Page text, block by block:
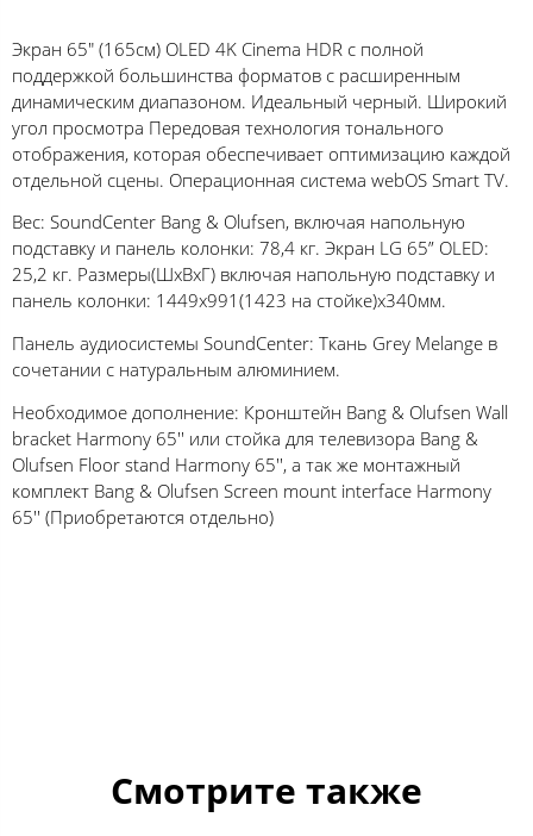
Экран 65" (165см) OLED 4K Cinema HDR с полной
поддержкой большинства форматов с расширенным
динамическим диапазоном. Идеальный черный. Широкий
угол просмотра Передовая технология тонального
отображения, которая обеспечивает оптимизацию каждой
отдельной сцены. Операционная система webOS Smart TV.
Вес: SoundCenter Bang & Olufsen, включая напольную
подставку и панель колонки: 78,4 кг. Экран LG 65” OLED:
25,2 кг. Размеры(ШхВхГ) включая напольную подставку и
панель колонки: 1449x991(1423 на стойке)x340мм.
Панель аудиосистемы SoundCenter: Ткань Grey Melange в
сочетании с натуральным алюминием.
Необходимое дополнение: Кронштейн Bang & Olufsen Wall
bracket Harmony 65'' или стойка для телевизора Bang &
Olufsen Floor stand Harmony 65'', а так же монтажный
комплект Bang & Olufsen Screen mount interface Harmony
65'' (Приобретаются отдельно)
Смотрите также